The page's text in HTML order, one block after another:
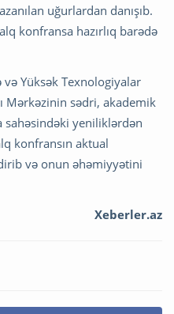
uğurlardan danışıb.
konfransa hazırlıq barədə
Yüksək Texnologiyalar
Mərkəzinin sədri, akademik
yeniliklərdən
konfransın aktual
və onun əhəmiyyətini
Xeberler.az